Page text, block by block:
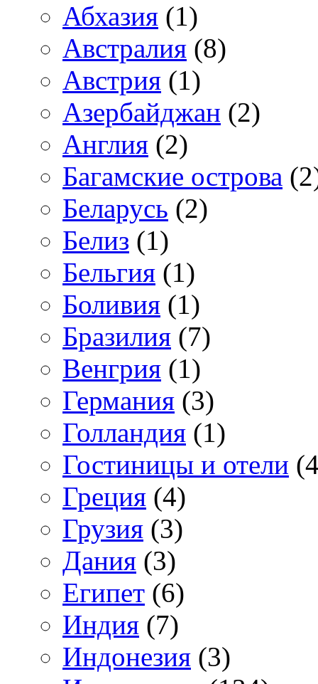
Абхазия (1)
Австралия (8)
Австрия (1)
Азербайджан (2)
Англия (2)
Багамские острова
Беларусь (2)
Белиз (1)
Бельгия (1)
Боливия (1)
Бразилия (7)
Венгрия (1)
Германия (3)
Голландия (1)
Гостиницы и отели
Греция (4)
Грузия (3)
Дания (3)
Египет (6)
Индия (7)
Индонезия (3)